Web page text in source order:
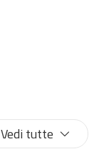
Vedi tutte